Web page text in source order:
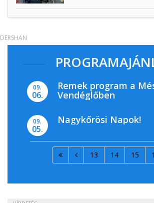
09.
06.
Remek program a
Vendéglőben
09.
05.
Nagykőrösi Napok!
13 14 15
DERSHAN